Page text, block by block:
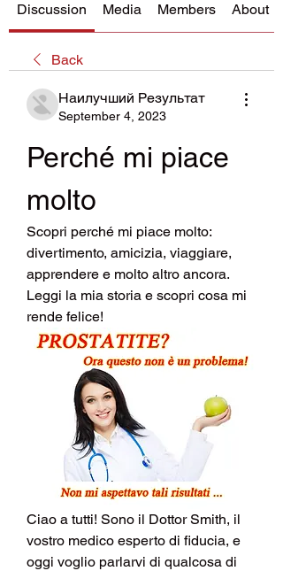
Discussion Media Members About
Back
Наилучший Результат
September 4, 2023
Perché mi piace
molto
Scopri perché mi piace molto:
divertimento, amicizia, viaggiare,
apprendere e molto altro ancora.
Leggi la mia storia e scopri cosa mi
rende felice!
Ciao a tutti! Sono il Dottor Smith, il
vostro medico esperto di fiducia, e
oggi voglio parlarvi di qualcosa di